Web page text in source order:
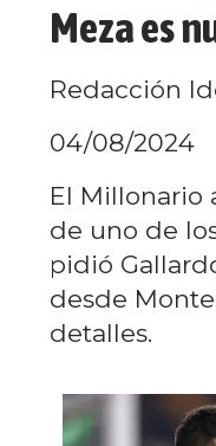
Meza es
El Millonario
de uno de
pidió
desde
detalles.
04/08/2024
Redacción